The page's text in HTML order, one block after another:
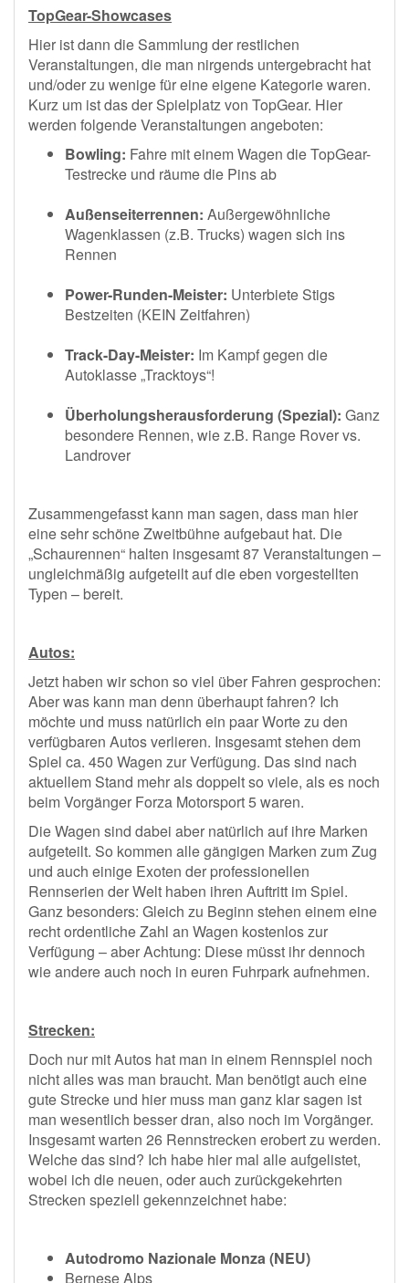
TopGear-Showcases
Hier ist dann die Sammlung der restlichen
Veranstaltungen, die man nirgends untergebracht hat
und/oder zu wenige für eine eigene Kategorie waren.
Kurz um ist das der Spielplatz von TopGear. Hier
werden folgende Veranstaltungen angeboten:
Bowling: Fahre mit einem Wagen die TopGear-
Testrecke und räume die Pins ab
Außenseiterrennen: Außergewöhnliche
Wagenklassen (z.B. Trucks) wagen sich ins
Rennen
Power-Runden-Meister: Unterbiete Stigs
Bestzeiten (KEIN Zeitfahren)
Track-Day-Meister: Im Kampf gegen die
Autoklasse „Tracktoys“!
Überholungsherausforderung (Spezial): Ganz
besondere Rennen, wie z.B. Range Rover vs.
Landrover
Zusammengefasst kann man sagen, dass man hier
eine sehr schöne Zweitbühne aufgebaut hat. Die
„Schaurennen“ halten insgesamt 87 Veranstaltungen –
ungleichmäßig aufgeteilt auf die eben vorgestellten
Typen – bereit.
Autos:
Jetzt haben wir schon so viel über Fahren gesprochen:
Aber was kann man denn überhaupt fahren? Ich
möchte und muss natürlich ein paar Worte zu den
verfügbaren Autos verlieren. Insgesamt stehen dem
Spiel ca. 450 Wagen zur Verfügung. Das sind nach
aktuellem Stand mehr als doppelt so viele, als es noch
beim Vorgänger Forza Motorsport 5 waren.
Die Wagen sind dabei aber natürlich auf ihre Marken
aufgeteilt. So kommen alle gängigen Marken zum Zug
und auch einige Exoten der professionellen
Rennserien der Welt haben ihren Auftritt im Spiel.
Ganz besonders: Gleich zu Beginn stehen einem eine
recht ordentliche Zahl an Wagen kostenlos zur
Verfügung – aber Achtung: Diese müsst ihr dennoch
wie andere auch noch in euren Fuhrpark aufnehmen.
Strecken:
Doch nur mit Autos hat man in einem Rennspiel noch
nicht alles was man braucht. Man benötigt auch eine
gute Strecke und hier muss man ganz klar sagen ist
man wesentlich besser dran, also noch im Vorgänger.
Insgesamt warten 26 Rennstrecken erobert zu werden.
Welche das sind? Ich habe hier mal alle aufgelistet,
wobei ich die neuen, oder auch zurückgekehrten
Strecken speziell gekennzeichnet habe:
Autodromo Nazionale Monza (NEU)
Bernese Alps